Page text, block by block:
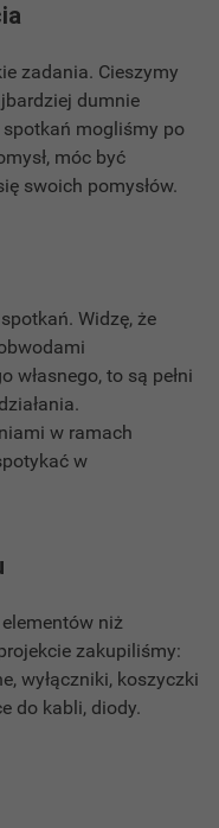
zadania. Cieszymy
dumnie
spotkań mogliśmy po
móc być
swoich pomysłów.
Widzę, że
własnego, to są pełni
w ramach
w
niż
zakupiliśmy:
wyłączniki, koszyczki
do kabli, diody.